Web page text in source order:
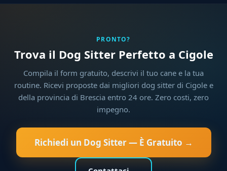
PRONTO?
Trova il Dog Sitter Perfetto a Cigole
Compila il form gratuito, descrivi il tuo cane e la tua
routine. Ricevi proposte dai migliori dog sitter di Cigole e
della provincia di Brescia entro 24 ore. Zero costi, zero
impegno.
Richiedi un Dog Sitter — È Gratuito →